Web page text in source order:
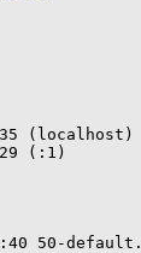
(localhost)
(:1)
50-